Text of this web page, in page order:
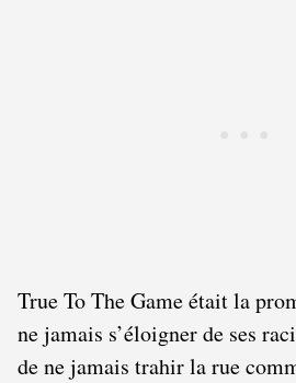
True To The Game était la
ne jamais s’éloigner de ses
de ne jamais trahir la rue